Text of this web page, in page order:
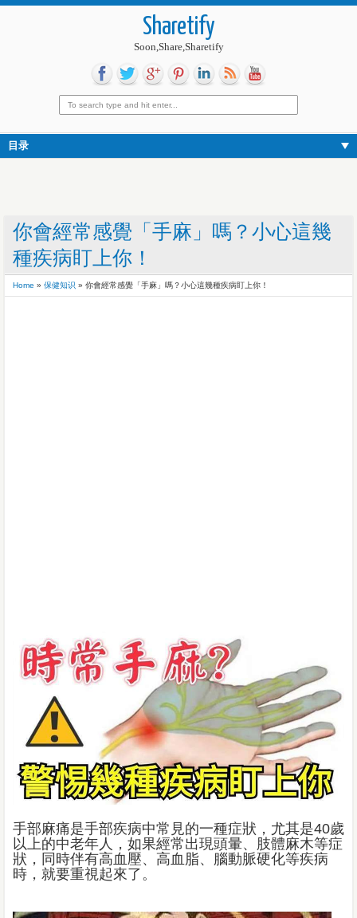
Sharetify
Soon,Share,Sharetify
目录
你會經常感覺「手麻」嗎？小心這幾
種疾病盯上你！
Home » 保健知识 » 你會經常感覺「手麻」嗎？小心這幾種疾病盯上你！
手部麻痛是手部疾病中常見的一種症狀，尤其是40歲
以上的中老年人，如果經常出現頭暈、肢體麻木等症
狀，同時伴有高血壓、高血脂、腦動脈硬化等疾病
時，就要重視起來了。